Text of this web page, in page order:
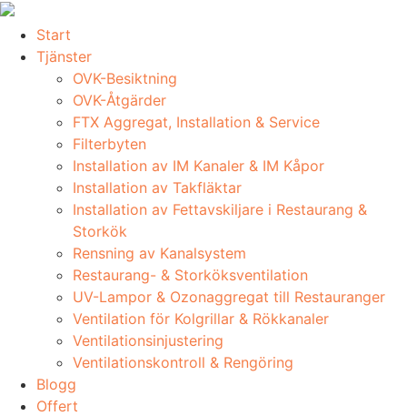
Skip
content
Start
Tjänster
OVK-Besiktning
OVK-Åtgärder
FTX Aggregat, Installation & Service
Filterbyten
Installation av IM Kanaler & IM Kåpor
Installation av Takfläktar
Installation av Fettavskiljare i Restaurang &
Storkök
Rensning av Kanalsystem
Restaurang- & Storköksventilation
UV-Lampor & Ozonaggregat till Restauranger
Ventilation för Kolgrillar & Rökkanaler
Ventilationsinjustering
Ventilationskontroll & Rengöring
Blogg
Offert